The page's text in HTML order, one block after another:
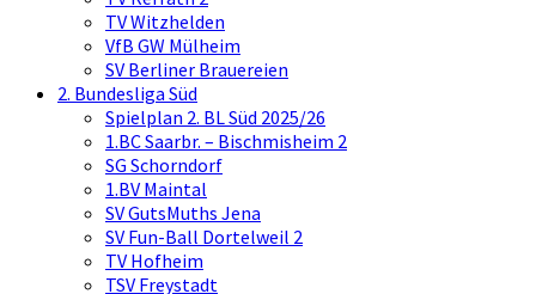
TV Witzhelden
VfB GW Mülheim
SV Berliner Brauereien
2. Bundesliga Süd
Spielplan 2. BL Süd 2025/26
1.BC Saarbr. – Bischmisheim 2
SG Schorndorf
1.BV Maintal
SV GutsMuths Jena
SV Fun-Ball Dortelweil 2
TV Hofheim
TSV Freystadt